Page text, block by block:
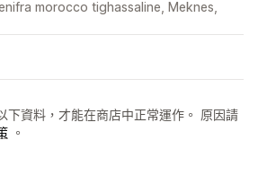
morocco tighassaline, Meknes,
下資料，才能在商店中正常運作。 原因請
。